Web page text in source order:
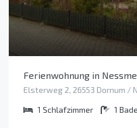
Ferienwohnung in
Elsterweg 2, 26553 Dornum /
1 Schlafzimmer 1